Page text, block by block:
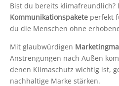
Bist du bereits klimafreundlich?
Kommunikationspakete perfekt
du die Menschen ohne
Mit glaubwürdigen
Anstrengungen nach Außen
denen Klimaschutz wichtig ist,
nachhaltige Marke stärken.